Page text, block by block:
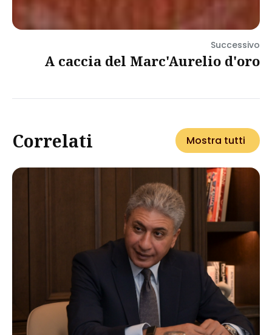
Successivo
A caccia del Marc'Aurelio d'oro
Correlati Mostra tutti